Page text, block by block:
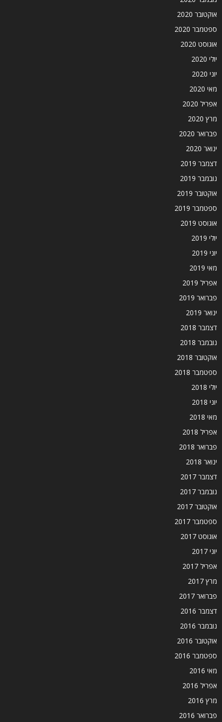
אוקטובר 2020
ספטמבר 2020
אוגוסט 2020
יולי 2020
יוני 2020
מאי 2020
אפריל 2020
מרץ 2020
פברואר 2020
ינואר 2020
דצמבר 2019
נובמבר 2019
אוקטובר 2019
ספטמבר 2019
אוגוסט 2019
יולי 2019
יוני 2019
מאי 2019
אפריל 2019
פברואר 2019
ינואר 2019
דצמבר 2018
נובמבר 2018
אוקטובר 2018
ספטמבר 2018
יולי 2018
יוני 2018
מאי 2018
אפריל 2018
פברואר 2018
ינואר 2018
דצמבר 2017
נובמבר 2017
אוקטובר 2017
ספטמבר 2017
אוגוסט 2017
יוני 2017
אפריל 2017
מרץ 2017
פברואר 2017
דצמבר 2016
נובמבר 2016
אוקטובר 2016
ספטמבר 2016
מאי 2016
אפריל 2016
מרץ 2016
פברואר 2016